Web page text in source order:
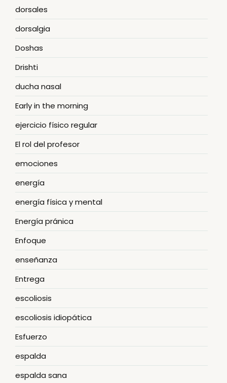
dorsales
dorsalgia
Doshas
Drishti
ducha nasal
Early in the morning
ejercicio físico regular
El rol del profesor
emociones
energía
energía física y mental
Energía pránica
Enfoque
enseñanza
Entrega
escoliosis
escoliosis idiopática
Esfuerzo
espalda
espalda sana